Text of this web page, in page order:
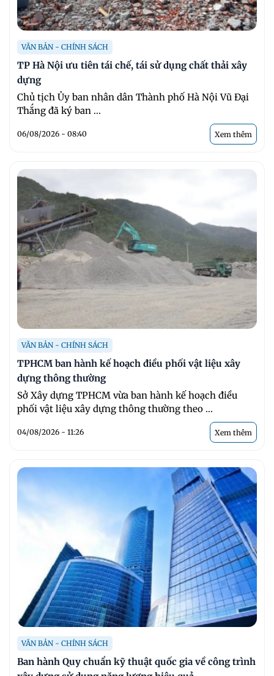
VĂN BẢN - CHÍNH SÁCH
TP Hà Nội ưu tiên tái chế, tái sử dụng chất thải xây
dựng
Chủ tịch Ủy ban nhân dân Thành phố Hà Nội Vũ Đại
Thắng đã ký ban ...
06/08/2026 - 08:40 Xem thêm
VĂN BẢN - CHÍNH SÁCH
TPHCM ban hành kế hoạch điều phối vật liệu xây
dựng thông thường
Sở Xây dựng TPHCM vừa ban hành kế hoạch điều
phối vật liệu xây dựng thông thường theo ...
04/08/2026 - 11:26 Xem thêm
VĂN BẢN - CHÍNH SÁCH
Ban hành Quy chuẩn kỹ thuật quốc gia về công trình